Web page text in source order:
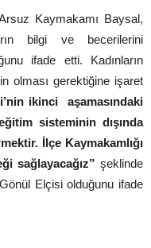
Kaymakamı Baysal,
bilgi ve becerilerini
ifade etti. Kadınların
olması gerektiğine işaret
ikinci aşamasındaki
sisteminin dışında
İlçe Kaymakamlığı
sağlayacağız” şeklinde
Elçisi olduğunu ifade